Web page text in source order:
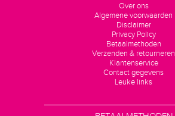
Over ons
Algemene voorwaarden
Disclaimer
Privacy Policy
Betaalmethoden
Verzenden & retourneren
Klantenservice
Contact gegevens
Leuke links